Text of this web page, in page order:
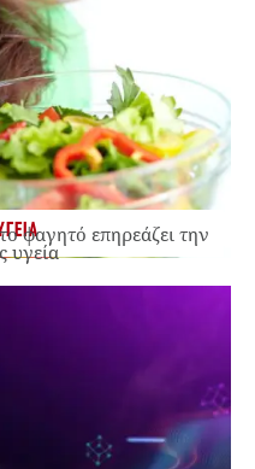
φαγητό επηρεάζει την
υγεία